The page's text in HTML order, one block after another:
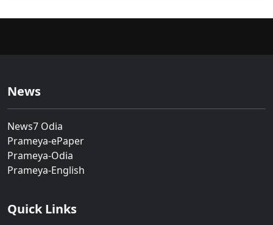
News
News7 Odia
Prameya-ePaper
Prameya-Odia
Prameya-English
Quick Links